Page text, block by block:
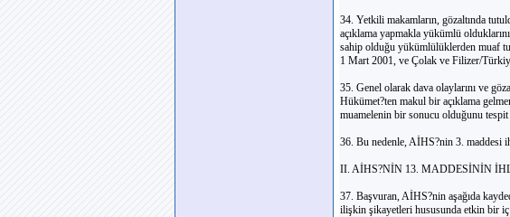
34. Yetkili makamların, gözaltında
açıklama yapmakla yükümlü
sahip olduğu yükümlülüklerden muaf
1 Mart 2001, ve Çolak ve Filizer/
35. Genel olarak dava olaylarını ve
Hükümet?ten makul bir açıklama
muamelenin bir sonucu olduğunu tespit
36. Bu nedenle, AİHS?nin 3. maddesi
II. AİHS?NİN 13. MADDESİNİN
37. Başvuran, AİHS?nin aşağıda
ilişkin şikayetleri hususunda etkin bir